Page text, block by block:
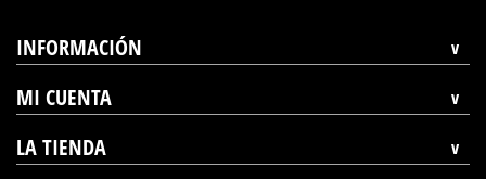
INFORMACIÓN
MI CUENTA
LA TIENDA